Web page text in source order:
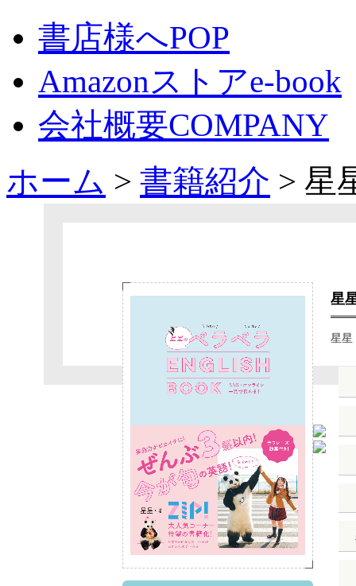
書店様へPOP
Amazonストアe-book
会社概要COMPANY
ホーム > 書籍紹介 > 星
星
星星